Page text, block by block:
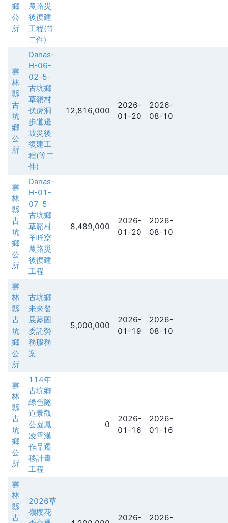
鄉
公
所
農路災
後復建
工程(等
二件)
雲
林
縣
古
坑
鄉
公
所
Danas-
H-06-
02-5-
古坑鄉
草嶺村
伏虎洞
步道邊
坡災後
復建工
程(等二
件)
12,816,000
2026-
01-20
2026-
08-10
雲
林
縣
古
坑
鄉
公
所
Danas-
H-01-
07-5-
古坑鄉
草嶺村
羊咩寮
農路災
後復建
工程
8,489,000
2026-
01-20
2026-
08-10
雲
林
縣
古
坑
鄉
公
所
古坑鄉
未來發
展藍圖
委託勞
務服務
案
5,000,000
2026-
01-19
2026-
08-10
雲
林
縣
古
坑
鄉
公
所
114年
古坑鄉
綠色隧
道景觀
公園鳳
凌霄漢
作品遷
移計畫
工程
0
2026-
01-16
2026-
01-16
雲
林
縣
古
2026草
嶺櫻花
2026- 2026-